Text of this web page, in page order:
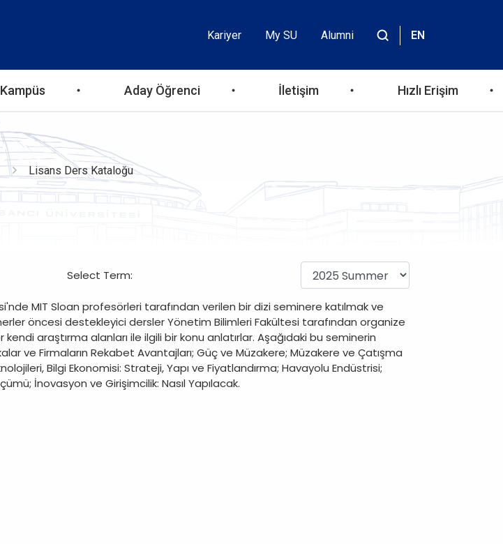
Header
Top
Kariyer My SU
Alumni
EN
Kampüs Aday Öğrenci İletişim Hızlı Erişim
Lisans Ders Kataloğu
Select Term:
MIT Sloan profesörleri tarafından verilen bir dizi seminere katılmak ve
öncesi destekleyici dersler Yönetim Bilimleri Fakültesi tarafından organize
araştırma alanları ile ilgili bir konu anlatırlar. Aşağıdaki bu seminerin
ve Firmaların Rekabet Avantajları; Güç ve Müzakere; Müzakere ve Çatışma
Bilgi Ekonomisi: Strateji, Yapı ve Fiyatlandırma; Havayolu Endüstrisi;
İnovasyon ve Girişimcilik: Nasıl Yapılacak.